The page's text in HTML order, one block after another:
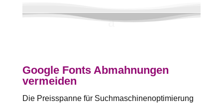
Google Fonts Abmahnungen
vermeiden
Die Preisspanne für Suchmaschinenoptimierung